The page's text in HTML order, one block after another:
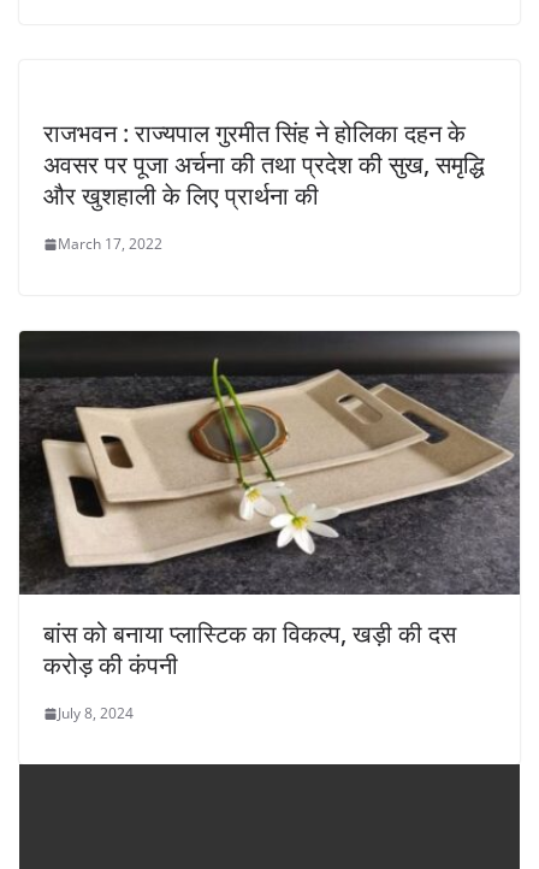
राजभवन : राज्यपाल गुरमीत सिंह ने होलिका दहन के
अवसर पर पूजा अर्चना की तथा प्रदेश की सुख, समृद्धि
और खुशहाली के लिए प्रार्थना की
March 17, 2022
बांस को बनाया प्लास्टिक का विकल्प, खड़ी की दस
करोड़ की कंपनी
July 8, 2024